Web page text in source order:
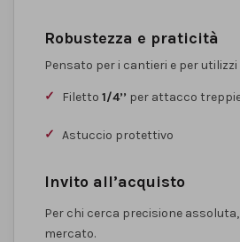
Robustezza e praticità
Pensato per i cantieri e per
Filetto 1/4’’ per attacco
Astuccio protettivo
Invito all’acquisto
Per chi cerca precisione
mercato.